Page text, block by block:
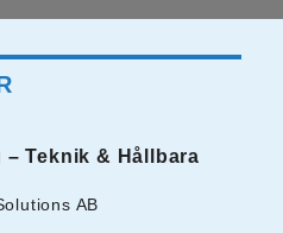
Teknik & Hållbara
AB